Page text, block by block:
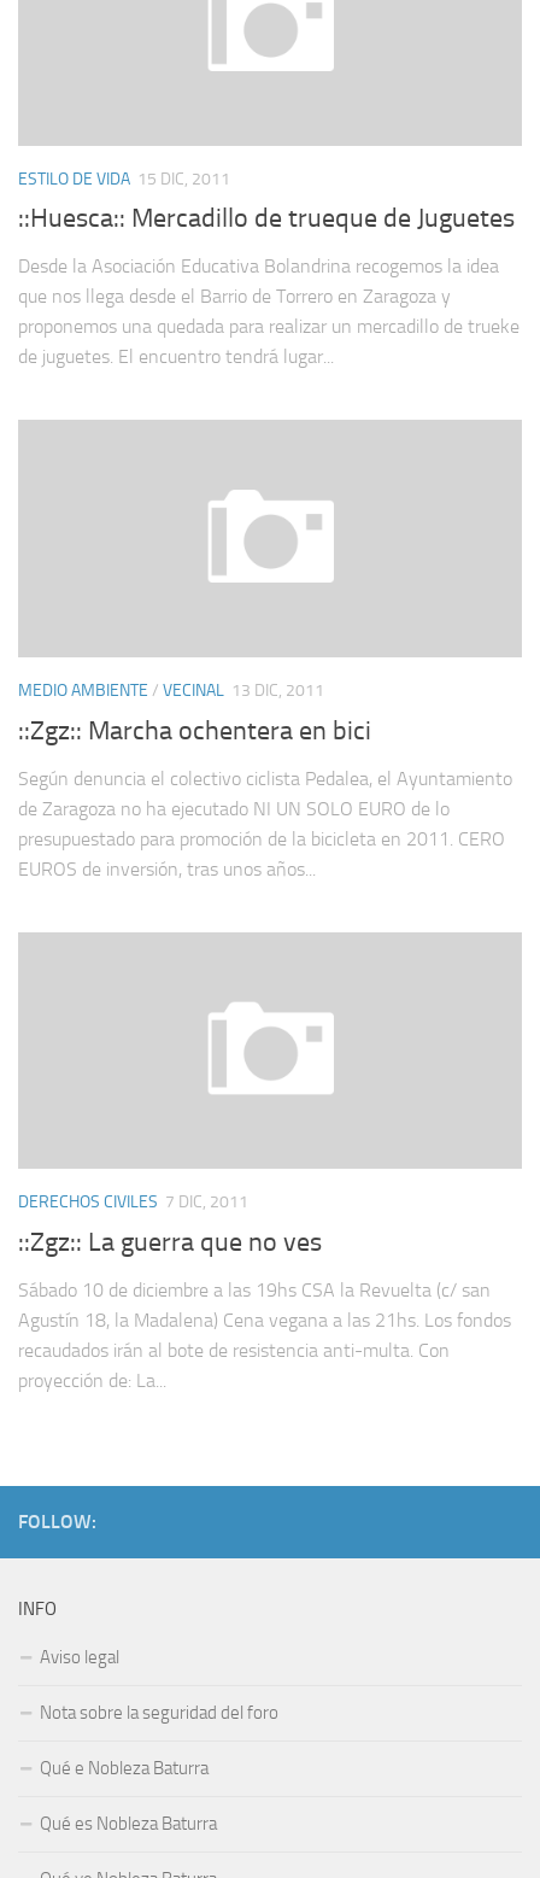
ESTILO DE VIDA 15 DIC, 2011
::Huesca:: Mercadillo de trueque de Juguetes
Desde la Asociación Educativa Bolandrina recogemos la idea
que nos llega desde el Barrio de Torrero en Zaragoza y
proponemos una quedada para realizar un mercadillo de trueke
de juguetes. El encuentro tendrá lugar...
MEDIO AMBIENTE / VECINAL 13 DIC, 2011
::Zgz:: Marcha ochentera en bici
Según denuncia el colectivo ciclista Pedalea, el Ayuntamiento
de Zaragoza no ha ejecutado NI UN SOLO EURO de lo
presupuestado para promoción de la bicicleta en 2011. CERO
EUROS de inversión, tras unos años...
DERECHOS CIVILES 7 DIC, 2011
::Zgz:: La guerra que no ves
Sábado 10 de diciembre a las 19hs CSA la Revuelta (c/ san
Agustín 18, la Madalena) Cena vegana a las 21hs. Los fondos
recaudados irán al bote de resistencia anti-multa. Con
proyección de: La...
FOLLOW:
INFO
Aviso legal
Nota sobre la seguridad del foro
Qué e Nobleza Baturra
Qué es Nobleza Baturra